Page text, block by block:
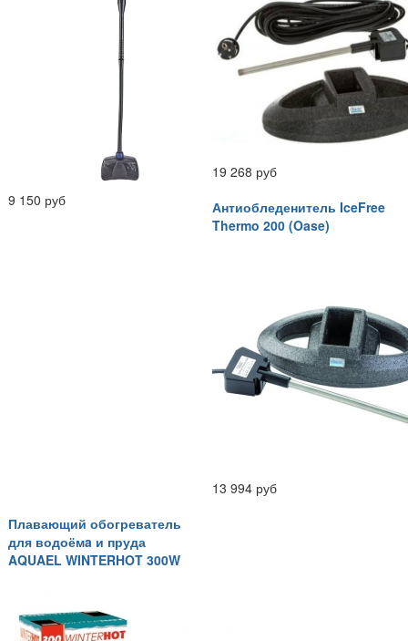
9 150 руб
19 268 руб
Антиобледенитель IceFree
Thermo 200 (Oase)
13 994 руб
Плавающий обогреватель
для водоёмa и пруда
AQUAEL WINTERHOT 300W